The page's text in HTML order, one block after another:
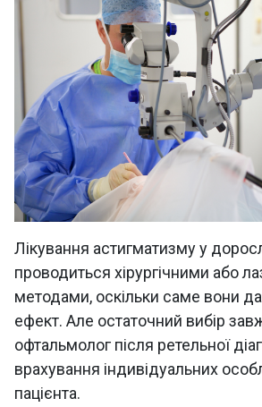
Лікування астигматизму у
проводиться хірургічними або
методами, оскільки саме вони
ефект. Але остаточний вибір
офтальмолог після ретельної
врахування індивідуальних
пацієнта.